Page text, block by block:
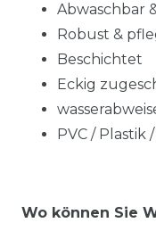
Abwaschbar
Robust &
Beschichtet
Eckig
PVC / Plastik
Wo können Sie